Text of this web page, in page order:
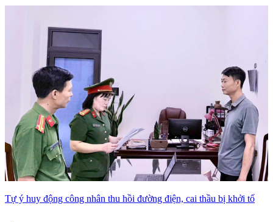
Tự ý huy động công nhân thu hồi đường điện, cai thầu bị khởi tố